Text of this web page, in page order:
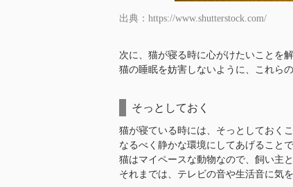
出典：https://www.shutterstock.com/
次に、猫が寝る時に心がけたいことを解
猫の睡眠を妨害しないように、これら
そっとしておく
猫が寝ている時には、そっとしておく
なるべく静かな環境にしてあげること
猫はマイペースな動物なので、飼い主
それまでは、テレビの音や生活音に気